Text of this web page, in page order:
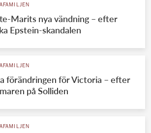
Marits nya vändning – efter
Epstein-skandalen
förändringen för Victoria – efter
på Solliden